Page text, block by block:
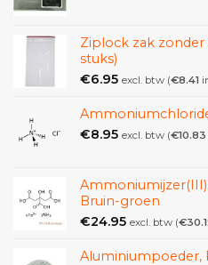
Ziplock zak zonder
stuks)
€6.95 excl. btw (€8.41
€8.95 excl. btw (€10.83
Ammoniumijzer(III)
Bruin-groen
€24.95 excl. btw (€
Aluminiumpoeder,